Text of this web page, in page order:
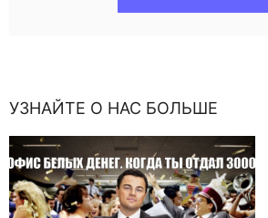
УЗНАЙТЕ О НАС БОЛЬШЕ